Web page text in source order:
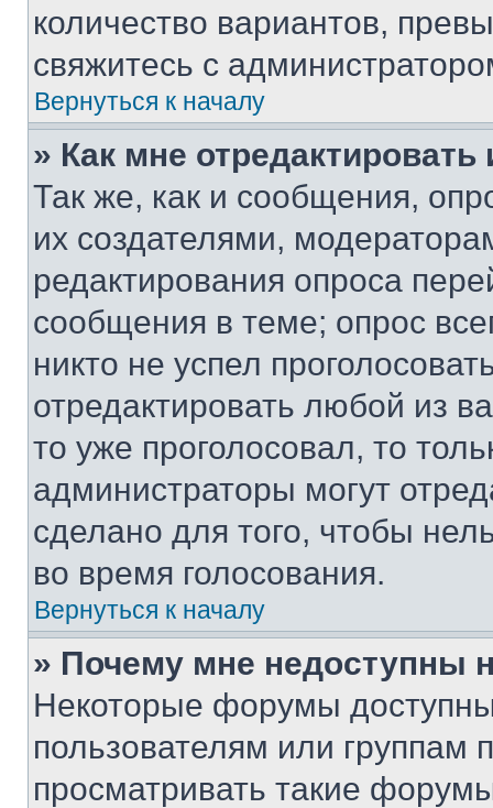
количество вариантов,
свяжитесь с
Вернуться к началу
» Как мне
Так же, как и сообщения,
их создателями,
редактирования опроса
сообщения в теме; опрос
никто не успел
отредактировать любой из
то уже проголосовал, то
администраторы могут
сделано для того, чтобы
во время голосования.
Вернуться к началу
» Почему мне недоступны
Некоторые форумы
пользователям или группам
просматривать такие